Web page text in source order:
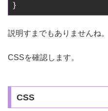
}
説明すまでもありませんね。
CSSを確認します。
CSS